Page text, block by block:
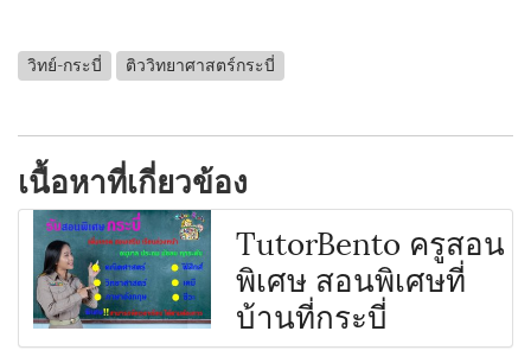
วิทย์-กระบี่ ติววิทยาศาสตร์กระบี่
เนื้อหาที่เกี่ยวข้อง
TutorBento ครูสอน
พิเศษ สอนพิเศษที่
บ้านที่กระบี่